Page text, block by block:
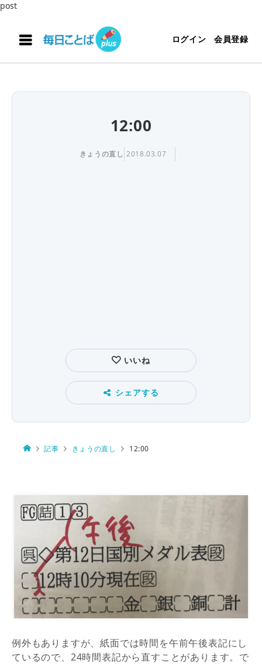
post
ログイン 会員登録
12:00
きょうの直し 2018.03.07
いいね
シェアする
記事 きょうの直し 12:00
例外もありますが、紙面では時間を午前午後表記にし
ているので、24時間表記から直すことがあります。で